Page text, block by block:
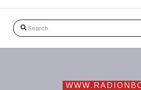
Search